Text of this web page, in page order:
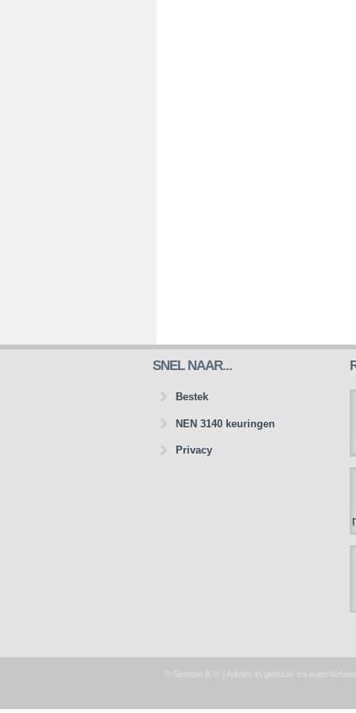
SNEL NAAR...
Bestek
NEN 3140 keuringen
Privacy
© Sencon B.V. | Advies in gemaal- en waterbeheer